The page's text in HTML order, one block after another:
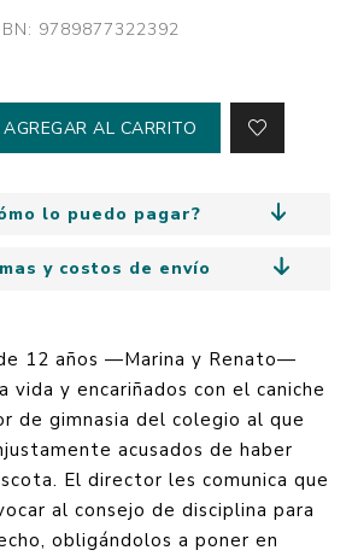
9789877322392
AGREGAR AL CARRITO
lo puedo pagar?
y costos de envío
12 años —Marina y Renato—
vida y encariñados con el caniche
de gimnasia del colegio al que
acusados de haber
El director les comunica que
al consejo de disciplina para
obligándolos a poner en